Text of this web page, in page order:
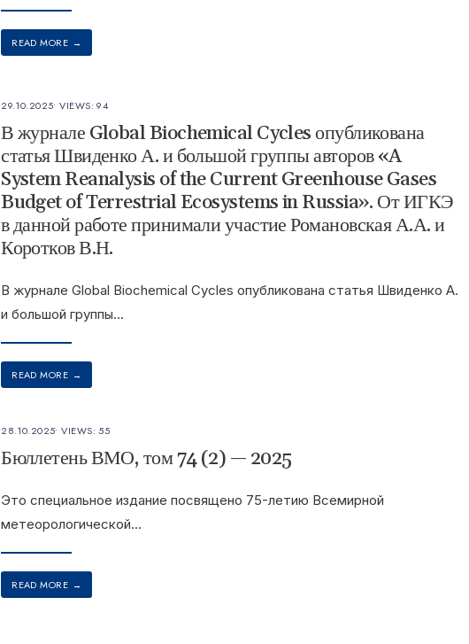
READ MORE →
29.10.2025•VIEWS: 94
В журнале Global Biochemical Cycles опубликована
статья Швиденко А. и большой группы авторов «A
System Reanalysis of the Current Greenhouse Gases
Budget of Terrestrial Ecosystems in Russia». От ИГКЭ
в данной работе принимали участие Романовская А.А. и
Коротков В.Н.
В журнале Global Biochemical Cycles опубликована статья Швиденко А.
и большой группы...
READ MORE →
28.10.2025•VIEWS: 55
Бюллетень ВМО, том 74 (2) — 2025
Это специальное издание посвящено 75-летию Всемирной
метеорологической...
READ MORE →